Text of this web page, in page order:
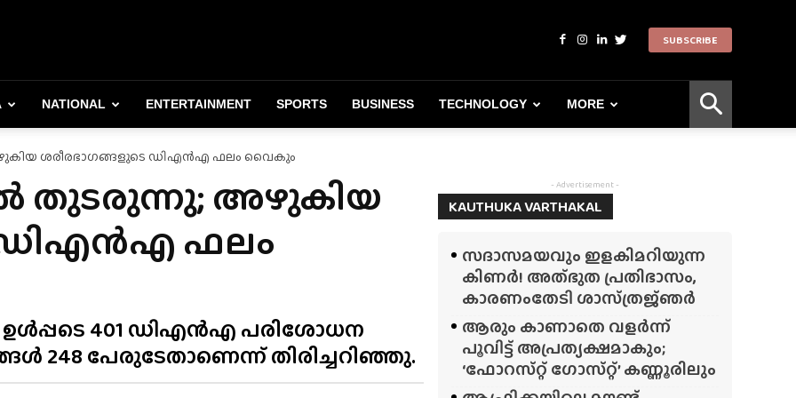
SUBSCRIBE
NATIONAL ENTERTAINMENT SPORTS BUSINESS TECHNOLOGY MORE
ശരീരഭാഗങ്ങളുടെ ഡിഎൻഎ ഫലം വൈകും
തുടരുന്നു; അഴുകിയ
ഡിഎൻഎ ഫലം
401 ഡിഎൻഎ പരിശോധന
248 പേരുടേതാണെന്ന് തിരിച്ചറിഞ്ഞു.
- Advertisement -
KAUTHUKA VARTHAKAL
സദാസമയവും ഇളകിമറിയുന്ന
കിണർ! അത്‌ഭുത പ്രതിഭാസം,
കാരണംതേടി ശാസ്‌ത്രജ്‌ഞർ
ആരും കാണാതെ വളർന്ന്
പൂവിട്ട് അപ്രത്യക്ഷമാകും;
‘ഫോറസ്‌റ്റ്‌ ഗോസ്‌റ്റ്’ കണ്ണൂരിലും